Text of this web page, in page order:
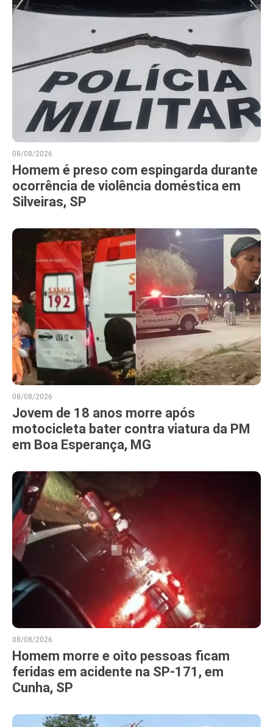
08/08/2026
Homem é preso com espingarda durante
ocorrência de violência doméstica em
Silveiras, SP
08/08/2026
Jovem de 18 anos morre após
motocicleta bater contra viatura da PM
em Boa Esperança, MG
08/08/2026
Homem morre e oito pessoas ficam
feridas em acidente na SP-171, em
Cunha, SP